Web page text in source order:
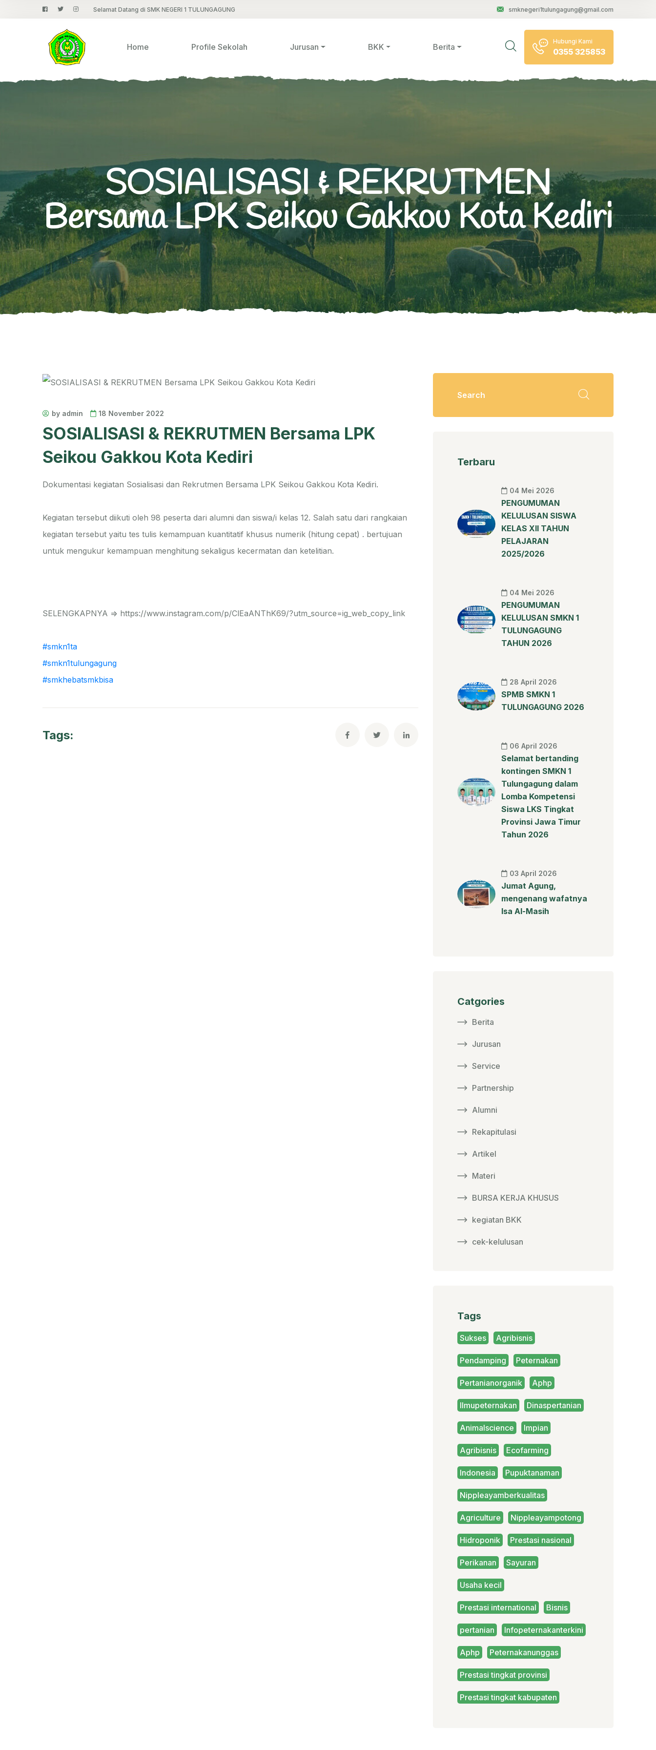
Selamat Datang di SMK NEGERI 1 TULUNGAGUNG smknegeri1tulungagung@gmail.com
Home Profile Sekolah Jurusan BKK Berita
Hubungi Kami
0355 325853
SOSIALISASI & REKRUTMEN
Bersama LPK Seikou Gakkou Kota Kediri
by admin 18 November 2022
SOSIALISASI & REKRUTMEN Bersama LPK
Seikou Gakkou Kota Kediri
Dokumentasi kegiatan Sosialisasi dan Rekrutmen Bersama LPK Seikou Gakkou Kota Kediri.
Kegiatan tersebut diikuti oleh 98 peserta dari alumni dan siswa/i kelas 12. Salah satu dari rangkaian
kegiatan tersebut yaitu tes tulis kemampuan kuantitatif khusus numerik (hitung cepat) . bertujuan
untuk mengukur kemampuan menghitung sekaligus kecermatan dan ketelitian.
SELENGKAPNYA => https://www.instagram.com/p/ClEaANThK69/?utm_source=ig_web_copy_link
#smkn1ta
#smkn1tulungagung
#smkhebatsmkbisa
Tags:
Terbaru
04 Mei 2026
PENGUMUMAN
KELULUSAN SISWA
KELAS XII TAHUN
PELAJARAN
2025/2026
04 Mei 2026
PENGUMUMAN
KELULUSAN SMKN 1
TULUNGAGUNG
TAHUN 2026
28 April 2026
SPMB SMKN 1
TULUNGAGUNG 2026
06 April 2026
Selamat bertanding
kontingen SMKN 1
Tulungagung dalam
Lomba Kompetensi
Siswa LKS Tingkat
Provinsi Jawa Timur
Tahun 2026
03 April 2026
Jumat Agung,
mengenang wafatnya
Isa Al-Masih
Catgories
Berita
Jurusan
Service
Partnership
Alumni
Rekapitulasi
Artikel
Materi
BURSA KERJA KHUSUS
kegiatan BKK
cek-kelulusan
Tags
Sukses Agribisnis
Pendamping Peternakan
Pertanianorganik Aphp
Ilmupeternakan Dinaspertanian
Animalscience Impian
Agribisnis Ecofarming
Indonesia Pupuktanaman
Nippleayamberkualitas
Agriculture Nippleayampotong
Hidroponik Prestasi nasional
Perikanan Sayuran
Usaha kecil
Prestasi international Bisnis
pertanian Infopeternakanterkini
Aphp Peternakanunggas
Prestasi tingkat provinsi
Prestasi tingkat kabupaten